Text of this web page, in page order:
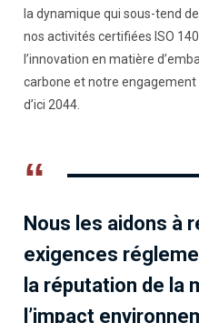
la dynamique qui sous-tend
nos activités certifiées ISO
l’innovation en matière
carbone et notre
d’ici 2044.
“
Nous les aidons à
exigences
la réputation de la
l’impact